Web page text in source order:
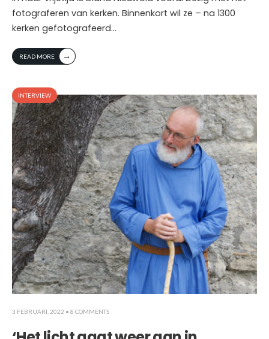
fotograferen van kerken. Binnenkort wil ze – na 1300
kerken gefotografeerd...
READ MORE →
INTERVIEW
3 FEBRUARI, 2022 • 8 COMMENTS